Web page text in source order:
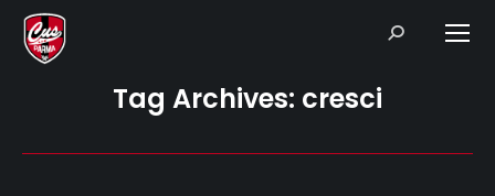
Search:
Tag Archives: cresci